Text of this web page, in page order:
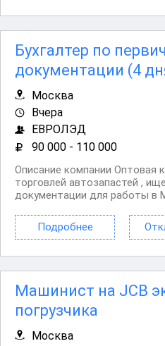
Бухгалтер по
документации (4
Москва
Вчера
ЕВРОЛЭД
90 000 - 110 000
Описание компании Оптовая
торговлей автозапастей ,
документации для работы в
трудоустройство согласно
Российской Федерации.
Подробнее
Машинист на JCB
погрузчика
Москва